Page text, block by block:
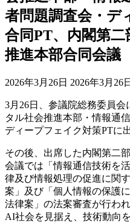
者問題調査会・デ
合同PT、内閣第
推進本部合同会議
2026年3月26日 最
更
新
日
:
2026年3月26日
3月26日、参議院総務委員
タル社会推進本部・情報通
ディープフェイク対策PTに
その後、出席した内閣第二
会議では「情報通信技術を
律及び情報処理の促進に関
案」及び「個人情報の保護
法律案」の法案審査が行わ
AI社会を見据え、技術動向